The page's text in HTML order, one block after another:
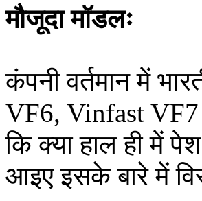
मौजूदा मॉडलः
कंपनी वर्तमान में
VF6, Vinfast
कि क्या हाल ही में
आइए इसके बारे में